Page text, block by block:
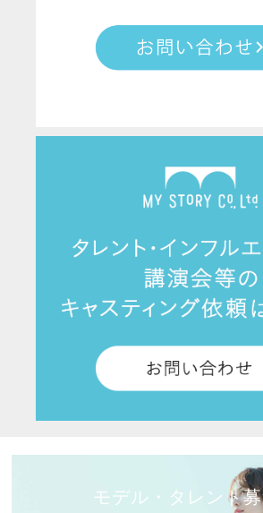
モデル・タレント